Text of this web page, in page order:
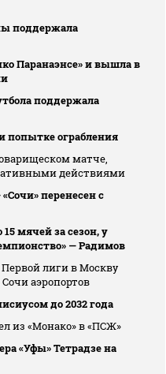
поддержала
Паранаэнсе» и вышла в
поддержала
попытке ограбления
матче,
действиями
перенесен с
мячей за сезон, у
— Радимов
лиги в Москву
аэропортов
до 2032 года
из «Монако» в «ПСЖ»
«Уфы» Тетрадзе на